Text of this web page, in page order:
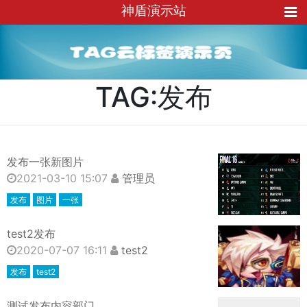
神盾演示站
TAG:发布
发布一张新图片
2021-03-10 15:07
管理员
发布 图片 一张
test2发布
2020-07-07 16:11
test2
发布 test2